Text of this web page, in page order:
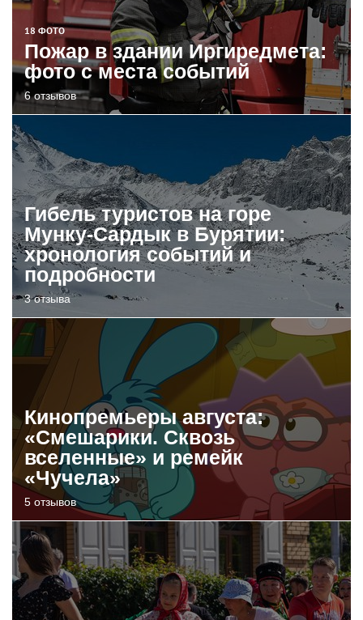
18 ФОТО
Пожар в здании Иргиредмета:
фото с места событий
6 отзывов
Гибель туристов на горе
Мунку-Сардык в Бурятии:
хронология событий и
подробности
3 отзыва
Кинопремьеры августа:
«Смешарики. Сквозь
вселенные» и ремейк
«Чучела»
5 отзывов